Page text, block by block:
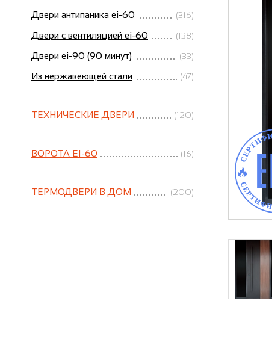
Двери антипаника ei-60 (316)
Двери с вентиляцией ei-60 (138)
Двери ei-90 (90 минут) (33)
Из нержавеющей стали (47)
ТЕХНИЧЕСКИЕ ДВЕРИ (120)
ВОРОТА EI-60 (16)
ТЕРМОДВЕРИ В ДОМ (200)